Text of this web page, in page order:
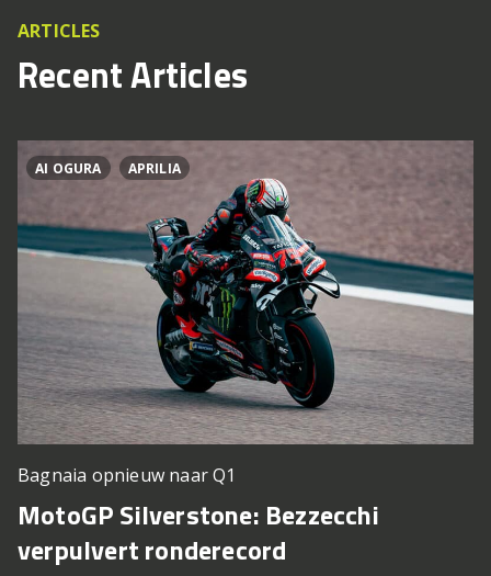
ARTICLES
Recent Articles
AI OGURA APRILIA
Bagnaia opnieuw naar Q1
MotoGP Silverstone: Bezzecchi
verpulvert ronderecord